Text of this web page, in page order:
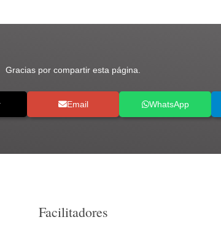
Gracias por compartir esta página.
Email WhatsApp
Facilitadores